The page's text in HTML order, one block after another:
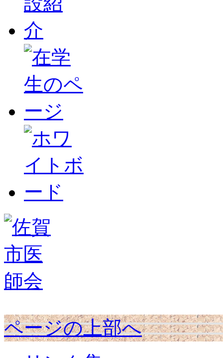
ページの上部へ